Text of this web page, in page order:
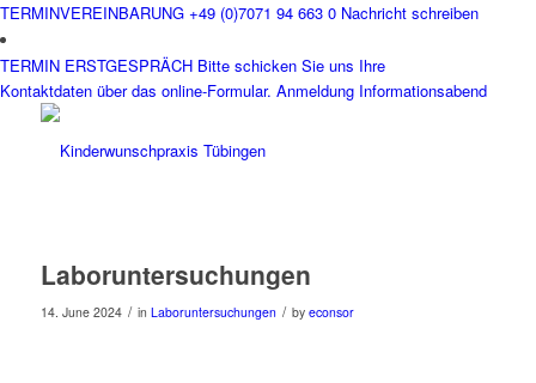
TERMINVEREINBARUNG +49 (0)7071 94 663 0 Nachricht schreiben
TERMIN ERSTGESPRÄCH Bitte schicken Sie uns Ihre
Kontaktdaten über das online-Formular. Anmeldung Informationsabend
Laboruntersuchungen
14. June 2024 / in Laboruntersuchungen / by econsor